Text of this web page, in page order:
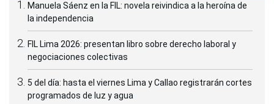
Manuela Sáenz en la FIL: novela reivindica a la heroína de
la independencia
FIL Lima 2026: presentan libro sobre derecho laboral y
negociaciones colectivas
5 del día: hasta el viernes Lima y Callao registrarán cortes
programados de luz y agua